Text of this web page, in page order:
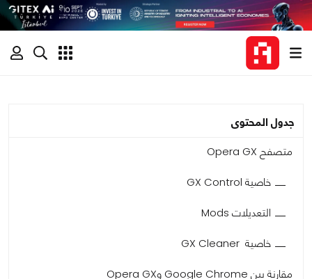
جدول المحتوى
متصفح Opera GX
خاصية GX Control
التعديلات Mods
خاصية GX Cleaner
مقارنة بين Google Chrome وOpera GX